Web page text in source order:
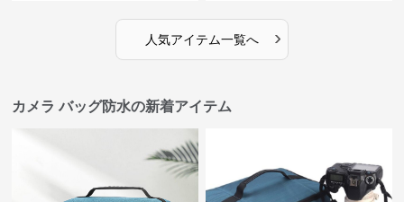
人気アイテム一覧へ ›
カメラ バッグ防水の新着アイテム